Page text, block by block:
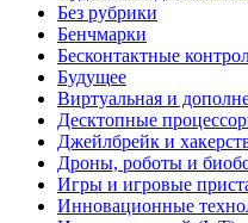
Без рубрики
Бенчмарки
Бесконтактные
Будущее
Виртуальная и
Десктопные
Джейлбрейк и
Дроны, роботы и
Игры и игровые
Инновационные